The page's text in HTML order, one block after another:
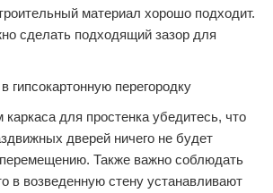
материал хорошо подходит.
сделать подходящий зазор для
для простенка убедитесь, что
дверей ничего не будет
перемещению. Также важно соблюдать
в возведенную стену устанавливают